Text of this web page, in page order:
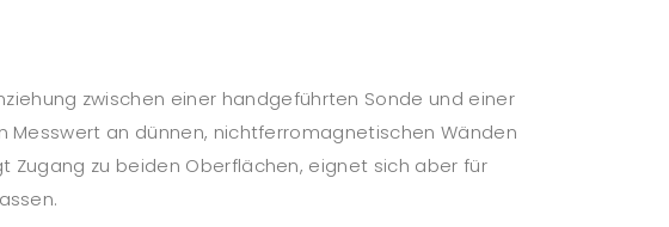
zwischen einer handgeführten Sonde und einer
an dünnen, nichtferromagnetischen Wänden
zu beiden Oberflächen, eignet sich aber für